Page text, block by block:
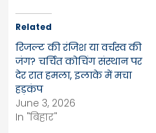
Related
रिजल्ट की रंजिश या वर्चस्व की
जंग? चर्चित कोचिंग संस्थान पर
देर रात हमला, इलाके में मचा
हड़कंप
June 3, 2026
In "बिहार"